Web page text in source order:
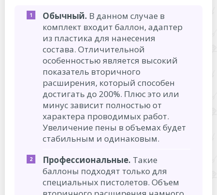
Обычный. В данном случае в
комплект входит баллон, адаптер
из пластика для нанесения
состава. Отличительной
особенностью является высокий
показатель вторичного
расширения, который способен
достигать до 200%. Плюс это или
минус зависит полностью от
характера проводимых работ.
Увеличение пены в объемах будет
стабильным и одинаковым.
Профессиональные. Такие
баллоны подходят только для
специальных пистолетов. Объем